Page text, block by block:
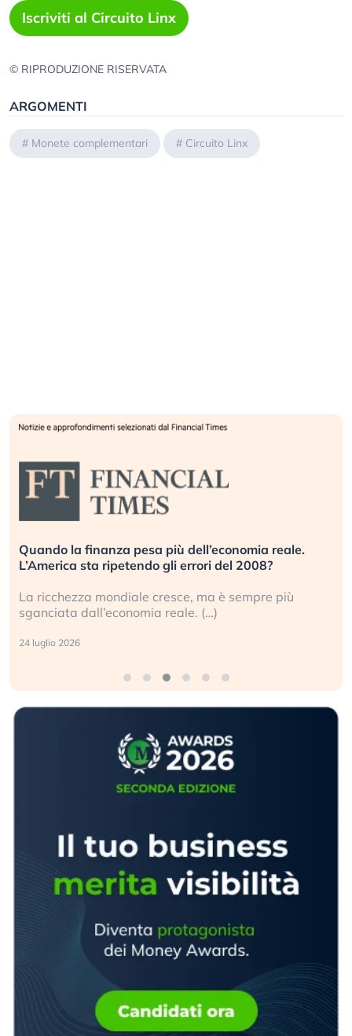
Iscriviti al Circuito Linx
© RIPRODUZIONE RISERVATA
ARGOMENTI
# Monete complementari # Circuito Linx
Quando la finanza pesa più dell’economia reale.
L’America sta ripetendo gli errori del 2008?
La ricchezza mondiale cresce, ma è sempre più
sganciata dall’economia reale. (…)
24 luglio 2026